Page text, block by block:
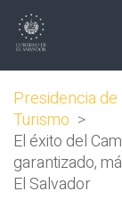
Presidencia
Turismo >
El éxito del
garantizado,
El Salvador